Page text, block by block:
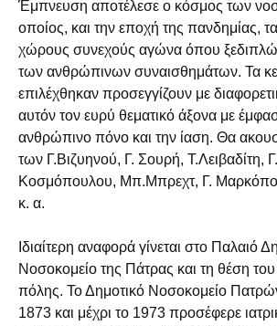
Έμπνευση αποτέλεσε ο κόσμος των
οποίος, και την εποχή της πανδημίας,
χώρους συνεχούς αγώνα όπου
των ανθρώπινων συναισθημάτων. Τα
επιλέχθηκαν προσεγγίζουν με
αυτόν τον ευρύ θεματικό άξονα με
ανθρώπινο πόνο και την ίαση. Θα
των Γ.Βιζυηνού, Γ. Σουρή, Τ.Λειβαδίτη,
Κοσμόπουλου, Μπ.Μπρεχτ, Γ.
κ. α.
Ιδιαίτερη αναφορά γίνεται στο Παλαιό
Νοσοκομείο της Πάτρας και τη θέση του
πόλης. Το Δημοτικό Νοσοκομείο
1873 και μέχρι το 1973 προσέφερε